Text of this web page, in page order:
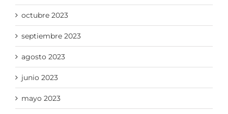
octubre 2023
septiembre 2023
agosto 2023
junio 2023
mayo 2023